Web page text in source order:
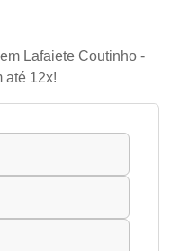
Lafaiete Coutinho -
até 12x!